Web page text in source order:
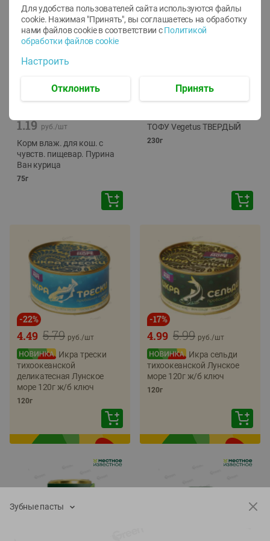
1.19 руб./шт
Корм влаж. для кош. с
чувств. пищевар. Пурина
Ван курица
75г
ТОФУ Vegetus ТВЕРДЫЙ
230г
-22%
5.79
4.49 руб./шт
Икра трески
тихоокеанской
деликатесная Лунское
море 120г ж/б ключ
120г
-17%
5.99
4.99 руб./шт
Икра сельди
тихоокеанской Лунское
море 120г ж/б ключ
120г
Зубные пасты
Для удобства пользователей сайта используются файлы
cookie. Нажимая "Принять", вы соглашаетесь на обработку
нами файлов cookie в соответствии с Политикой
обработки файлов cookie
Настроить
Отклонить Принять